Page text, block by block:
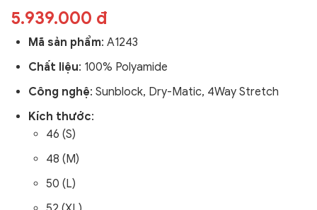
5.939.000 đ
Mã sản phẩm: A1243
Chất liệu: 100% Polyamide
Công nghệ: Sunblock, Dry-Matic, 4Way Stretch
Kích thước:
46 (S)
48 (M)
50 (L)